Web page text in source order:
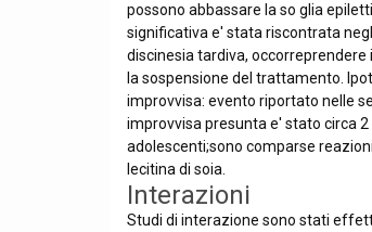
possono abbassare la so glia
significativa e' stata riscontrata
discinesia tardiva,
la sospensione del trattamento.
improvvisa: evento riportato nelle
improvvisa presunta e' stato circa
adolescenti;sono comparse
lecitina di soia.
Interazioni
Studi di interazione sono stati